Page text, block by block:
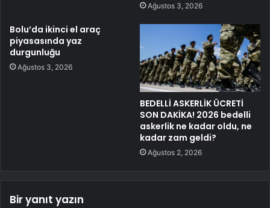
Ağustos 3, 2026
Bolu’da ikinci el araç
piyasasında yaz
durgunluğu
Ağustos 3, 2026
BEDELLİ ASKERLİK ÜCRETİ
SON DAKİKA! 2026 bedelli
askerlik ne kadar oldu, ne
kadar zam geldi?
Ağustos 2, 2026
Bir yanıt yazın